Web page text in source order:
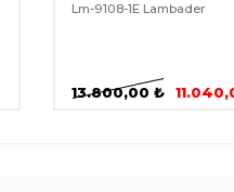
Lm-9108-1E Lambader
13.800,00 ₺